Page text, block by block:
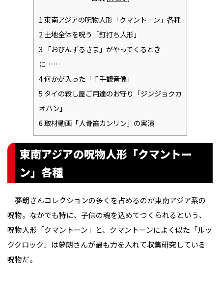
1東南アジアの呪物人形「クマントーン」各種
2土地全体を呪う「釘打ち人形」
3 「おびんずるさま」がやってくるとき
に……
4何かが入った「千手観音像」
5 タイの殺し屋ご用達のお守り「ジンジョクカ
オハン」
6取材動画「人骨笛カンリン」の実演
東南アジアの呪物人形「クマントー
ン」各種
夢朗さんコレクションの多くを占めるのが東南アジア系の
呪物。なかでも特に、子供の魂を込めてつくられるという、
呪物人形「クマントーン」と、クマントーンによく似た「ルッ
ククロック」は夢朗さんが最も力を入れて収集研究している
呪物だ。